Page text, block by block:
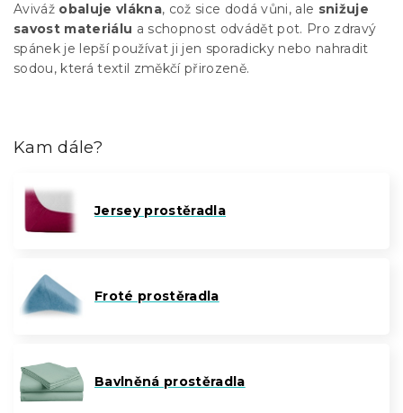
Aviváž obaluje vlákna, což sice dodá vůni, ale snižuje
savost materiálu a schopnost odvádět pot. Pro zdravý
spánek je lepší používat ji jen sporadicky nebo nahradit
sodou, která textil změkčí přirozeně.
Kam dále?
Jersey prostěradla
Froté prostěradla
Bavlněná prostěradla